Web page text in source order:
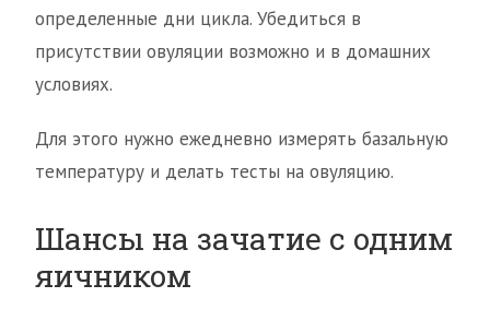
определенные дни цикла. Убедиться в
присутствии овуляции возможно и в домашних
условиях.
Для этого нужно ежедневно измерять базальную
температуру и делать тесты на овуляцию.
Шансы на зачатие с одним
яичником